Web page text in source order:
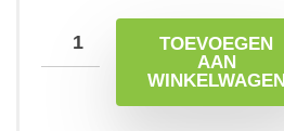
TOEVOEGEN
AAN
WINKELWAGEN